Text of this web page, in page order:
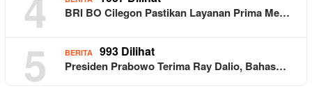
BRI BO Cilegon Pastikan Layanan Prima Me…
5 BERITA 993 Dilihat
Presiden Prabowo Terima Ray Dalio, Bahas…